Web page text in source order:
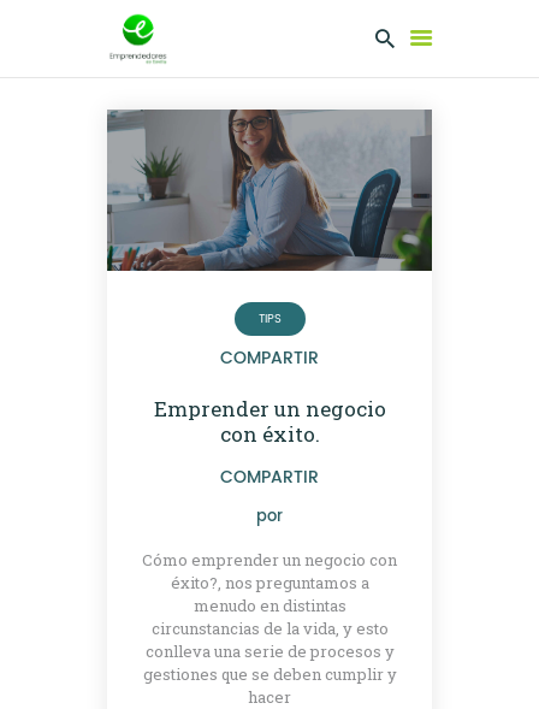
EMPRENDEDORES
PRESENTA TU
PROYECTO
SERVICIOS
EMPRENDEDORES
NETWORKING
TIPS
COMPARTIR
Emprender un negocio
con éxito.
COMPARTIR
por
Cómo emprender un negocio con
éxito?, nos preguntamos a
menudo en distintas
circunstancias de la vida, y esto
conlleva una serie de procesos y
gestiones que se deben cumplir y
hacer